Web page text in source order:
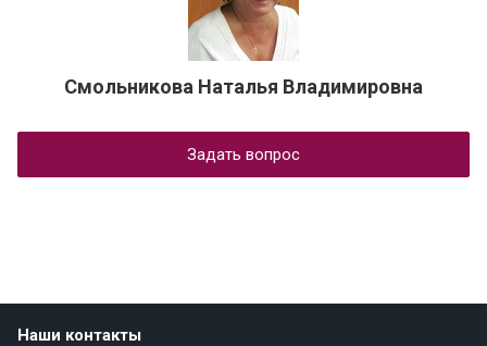
Смольникова Наталья Владимировна
Задать вопрос
Наши контакты